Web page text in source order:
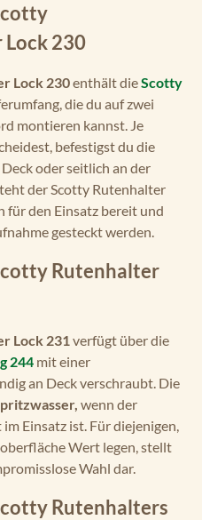
230
Lock 230enthält dieScotty
die du auf zwei
montieren kannst. Je
befestigst du die
oder seitlich an der
der Scotty Rutenhalter
für den Einsatz bereit und
gesteckt werden.
Rutenhalter
Lock 231verfügt über die
244 mit einer
an Deck verschraubt. Die
wenn der
Einsatz ist. Für diejenigen,
Wert legen, stellt
Wahl dar.
Rutenhalters